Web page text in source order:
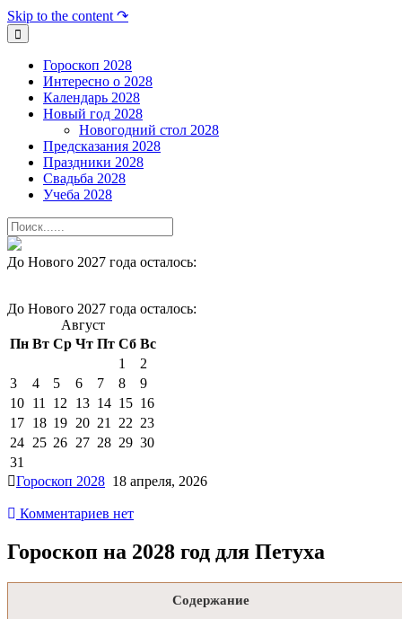
Skip to the content ↷
Гороскоп 2028
Интересно о 2028
Календарь 2028
Новый год 2028
Новогодний стол 2028
Предсказания 2028
Праздники 2028
Свадьба 2028
Учеба 2028
До Нового 2027 года осталось:
До Нового 2027 года осталось:
Август
Пн Вт Ср Чт Пт Сб Вс
1
2
3
4 5 6 7 8
9
10 11 12 13 14 15 16
17 18 19 20 21 22 23
24 25 26 27 28 29 30
31
Гороскоп 2028 18 апреля, 2026
Комментариев нет
Гороскоп на 2028 год для Петуха
Содержание